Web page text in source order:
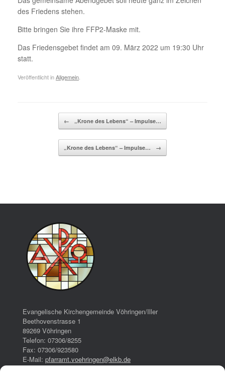
des Friedens stehen.
Bitte bringen Sie ihre FFP2-Maske mit.
Das Friedensgebet findet am 09. März 2022 um 19:30 Uhr
statt.
Veröffentlicht inAllgemein
← „Krone des Lebens“ – Impulse…
„Krone des Lebens“ – Impulse… →
Evangelische Kirchengemeinde Vöhringen/Iller
Beethovenstrasse 1
89269 Vöhringen
Telefon: 07306/8255
Fax: 07306/923580
E-Mail: pfarramt.voehringen@elkb.de